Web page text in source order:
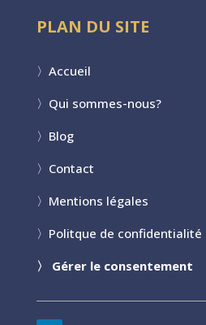
PLAN DU SITE
〉 Accueil
〉 Qui sommes-nous?
〉 Blog
〉 Contact
〉 Mentions légales
〉 Politque de confidentialité
〉 Gérer le consentement